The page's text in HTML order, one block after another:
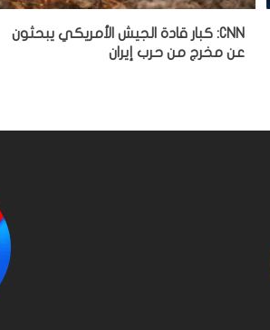
CNN: كبار قادة الجيش الأمريكي يبحثون
عن مخرج من حرب إيران